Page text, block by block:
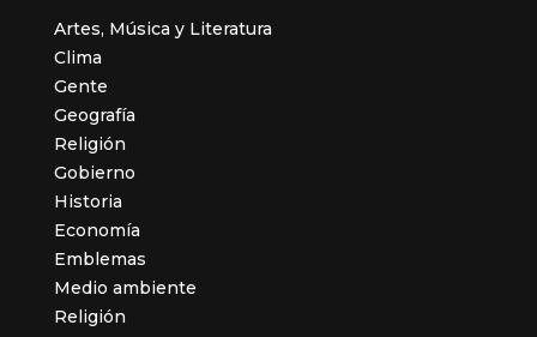
Artes, Música y Literatura
Clima
Gente
Geografía
Religión
Gobierno
Historia
Economía
Emblemas
Medio ambiente
Religión